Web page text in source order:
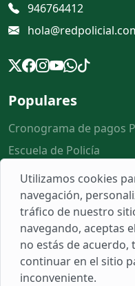
946764412
Populares
Cronograma de pagos
Escuela de Policía
Ascenso PNP
Todo
Links
Sobre Nosotros
Utilizamos cookies
navegación,
tráfico de nuestro
navegando, aceptas
no estás de
continuar en el sitio
inconveniente.